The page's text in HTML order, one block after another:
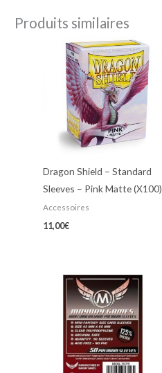
Produits similaires
Dragon Shield – Standard
Sleeves – Pink Matte (X100)
Accessoires
11,00€